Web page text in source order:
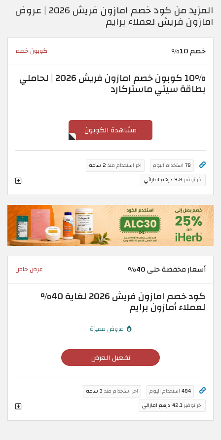
المزيد من كود خصم امازون فريش 2026 | عروض
امازون فريش لعملاء برايم
خصم 10% كوبون خصم
10% كوبون خصم امازون فريش 2026 | لحاملي
بطاقة سيتي ماستركارد
مشاهدة الكوبون
78 استخدام اليوم اخر استخدام منذ 2 ساعة
اخر توفير 9.8 درهم اماراتي
أسعار مخفضة حتى 40% عرض خاص
كود خصم امازون فريش 2026 لغاية 40%
لعملاء أمازون برايم
عروض مميزة
تفعيل العرض
484 استخدام اليوم اخر استخدام منذ 3 ساعة
اخر توفير42.1 درهم اماراتي